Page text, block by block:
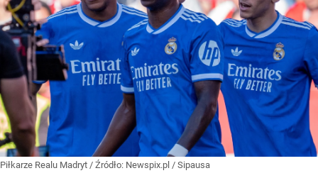
Piłkarze Realu Madryt / Źródło: Newspix.pl / Sipausa